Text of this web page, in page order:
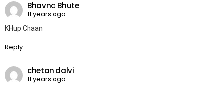
Bhavna Bhute
11 years ago
KHup Chaan
Reply
chetan dalvi
11 years ago